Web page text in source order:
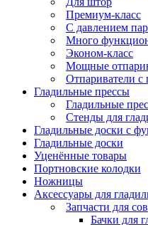
Премиум-класс
С давлением
Много
Эконом-класс
Мощные
Отпариватели с
Гладильные прессы
Гладильные
Стенды для
Гладильные доски с
Гладильные доски
Уценённые товары
Портновские колодки
Ножницы
Аксессуары для
Запчасти для
Бачки для